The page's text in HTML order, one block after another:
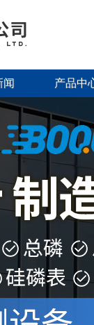
闻 产品中